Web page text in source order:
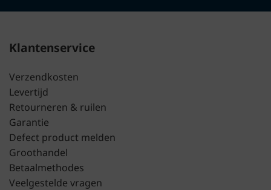
Klantenservice
Verzendkosten
Levertijd
Retourneren & ruilen
Garantie
Defect product melden
Groothandel
Betaalmethodes
Veelgestelde vragen